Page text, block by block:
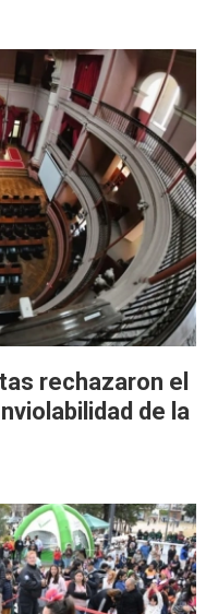
rechazaron el
de la